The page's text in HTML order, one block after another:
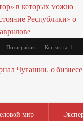
Полиграфия Контакты
мир